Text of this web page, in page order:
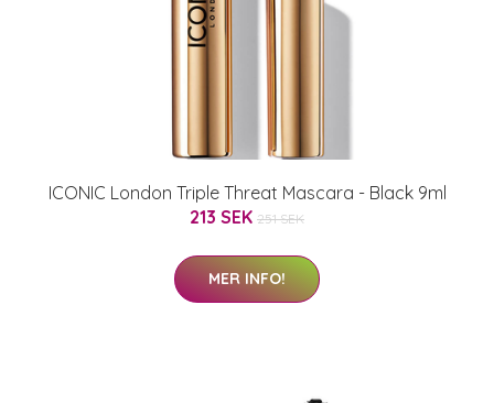
ICONIC London Triple Threat Mascara - Black 9ml
213 SEK 251 SEK
MER INFO!